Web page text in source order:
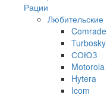
Рации
Любительские
Comrade
Turbosky
СОЮЗ
Motorola
Hytera
Icom